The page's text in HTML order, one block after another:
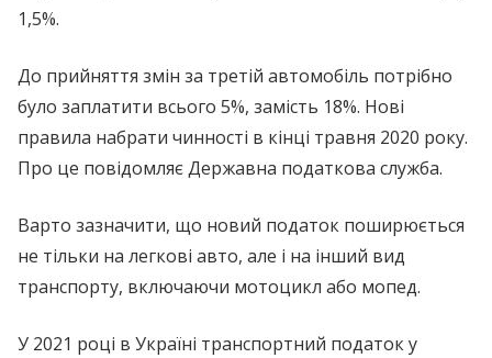
1,5%.
До прийняття змін за третій автомобіль потрібно
було заплатити всього 5%, замість 18%. Нові
правила набрати чинності в кінці травня 2020 року.
Про це повідомляє Державна податкова служба.
Варто зазначити, що новий податок поширюється
не тільки на легкові авто, але і на інший вид
транспорту, включаючи мотоцикл або мопед.
У 2021 році в Україні транспортний податок у